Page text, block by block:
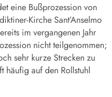
eine Bußprozession von
Kirche Sant’Anselmo
im vergangenen Jahr
nicht teilgenommen;
sehr kurze Strecken zu
häufig auf den Rollstuhl